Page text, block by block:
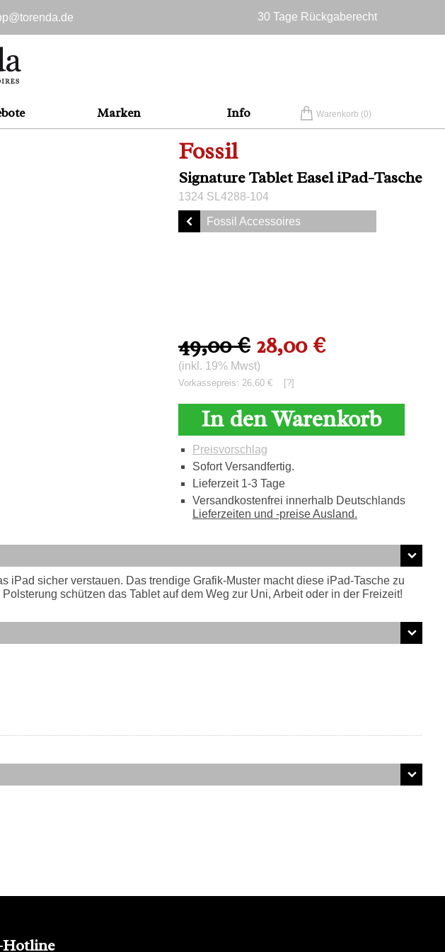
torenda.de
30 Tage Rückgaberecht
Marken Info Warenkorb (0)
Fossil
Signature Tablet Easel iPad-Tasche
1324 SL4288-104
Fossil Accessoires
49,00 € 28,00 €
(inkl. 19% Mwst)
Vorkassepreis: 26,60 € [?]
In den Warenkorb
Preisvorschlag
Sofort Versandfertig.
Lieferzeit 1-3 Tage
Versandkostenfrei innerhalb Deutschlands
Lieferzeiten und -preise Ausland.
sicher verstauen. Das trendige Grafik-Muster macht diese iPad-Tasche zu
schützen das Tablet auf dem Weg zur Uni, Arbeit oder in der Freizeit!